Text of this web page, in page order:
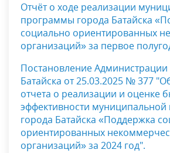
Отчёт о ходе реализации
программы города Батайска
социально ориентированных
организаций»за первое
Постановление Администрации
Батайска от 25.03.2025 № 377
отчета о реализации и оценке
эффективности
города Батайска «Поддержка
ориентированных
организаций» за 2024 год".